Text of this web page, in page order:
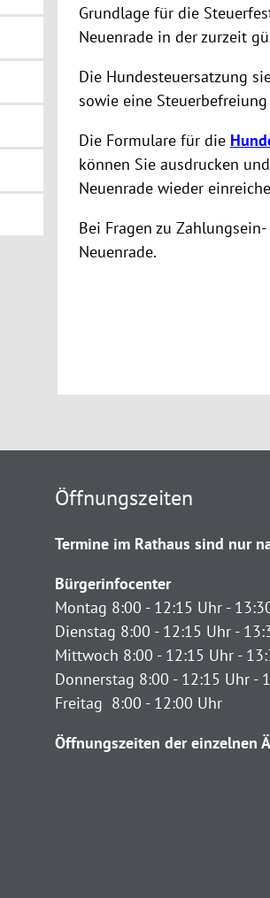
Grundlage für die
Neuenrade in der zurzeit
Die Hundesteuersatzung
sowie eine
Die Formulare für die
können Sie ausdrucken
Neuenrade wieder
Bei Fragen zu
Neuenrade.
Öffnungszeiten
Termine im Rathaus sind nur
Bürgerinfocenter
Montag 8:00 - 12:15 Uhr -
Dienstag 8:00 - 12:15 Uhr -
Mittwoch 8:00 - 12:15 Uhr -
Donnerstag 8:00 - 12:15 Uhr -
Freitag 8:00 - 12:00 Uhr
Öffnungszeiten der einzelnen